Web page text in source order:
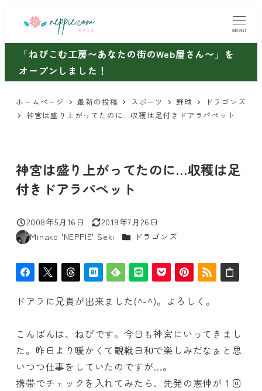
ン
ン
MENU
「ねぴこむ工房〜あなたの街のWeb屋さん〜」を
オープンしました！
ホームページ 最新の投稿 スポーツ 野球
ドラゴンズ
神宮は盛り上がってたのに…収穫は足付きドアラパペット
神宮は盛り上がってたのに…収穫は足
付きドアラパペット
投稿日
2008年5月16日
更新日
2019年7月26日
著
Minako 'NEPPIE' Seki カテゴリー
ドラゴンズ
ドアラに兄貴が出来ました(^-^)。よろしく。
こんばんは、ねぴです。今日も神宮にいってきまし
た。昨日より暖かくて観戦日和で楽しみだなぁと思
いつつ仕事をしていたのですが…。
携帯でチェックを入れてみたら、先発の憲伸が１回